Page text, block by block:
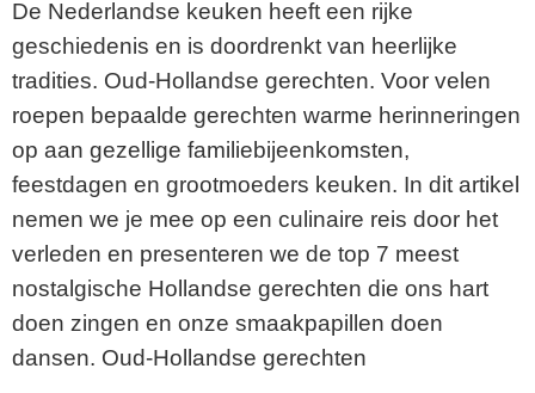
De Nederlandse keuken heeft een rijke
geschiedenis en is doordrenkt van heerlijke
tradities. Oud-Hollandse gerechten. Voor velen
roepen bepaalde gerechten warme herinneringen
op aan gezellige familiebijeenkomsten,
feestdagen en grootmoeders keuken. In dit artikel
nemen we je mee op een culinaire reis door het
verleden en presenteren we de top 7 meest
nostalgische Hollandse gerechten die ons hart
doen zingen en onze smaakpapillen doen
dansen. Oud-Hollandse gerechten